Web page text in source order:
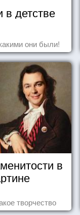
в детстве
они были!
в
творчество